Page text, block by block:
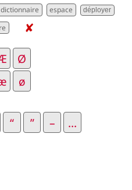
dictionnaire déployer
✘